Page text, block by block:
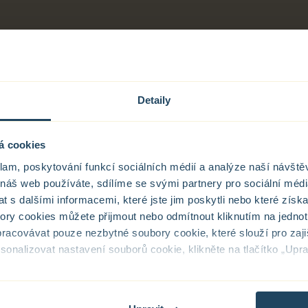
Detaily
cookies
poskytování funkcí sociálních médií a analýze naší
web používáte, sdílíme se svými partnery pro sociální
s dalšími informacemi, které jste jim poskytli nebo které
cookies můžete přijmout nebo odmítnout kliknutím na
pouze nezbytné soubory cookie, které slouží pro
nastavení souborů cookie, klikněte na tlačítko
bydlení